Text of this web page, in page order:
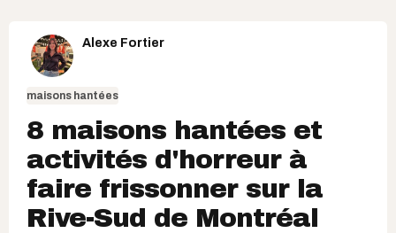
Alexe Fortier
maisons hantées
8 maisons hantées et
activités d'horreur à
faire frissonner sur la
Rive-Sud de Montréal